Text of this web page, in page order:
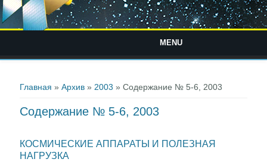
MENU
Главная »Архив » 2003 » Содержание № 5-6, 2003
Содержание № 5-6, 2003
КОСМИЧЕСКИЕ АППАРАТЫ И ПОЛЕЗНАЯ
НАГРУЗКА